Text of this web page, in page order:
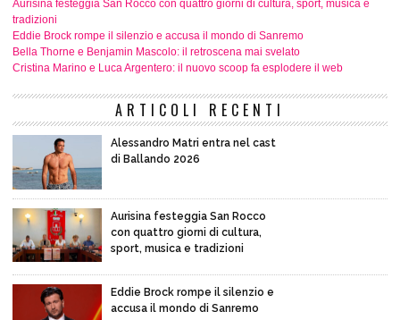
Aurisina festeggia San Rocco con quattro giorni di cultura, sport, musica e
tradizioni
Eddie Brock rompe il silenzio e accusa il mondo di Sanremo
Bella Thorne e Benjamin Mascolo: il retroscena mai svelato
Cristina Marino e Luca Argentero: il nuovo scoop fa esplodere il web
ARTICOLI RECENTI
Alessandro Matri entra nel cast
di Ballando 2026
Aurisina festeggia San Rocco
con quattro giorni di cultura,
sport, musica e tradizioni
Eddie Brock rompe il silenzio e
accusa il mondo di Sanremo